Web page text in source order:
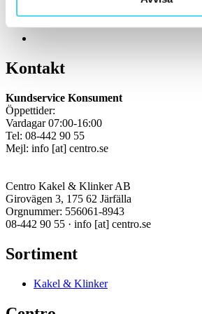
Kakel, klinker, mosaik och granitkeramik →
Kontakt
Kundservice Konsument
Öppettider:
Vardagar 07:00-16:00
Tel: 08-442 90 55
Mejl: info [at] centro.se
Centro Kakel & Klinker AB
Girovägen 3, 175 62 Järfälla
Orgnummer: 556061-8943
08-442 90 55 · info [at] centro.se
Sortiment
Kakel & Klinker